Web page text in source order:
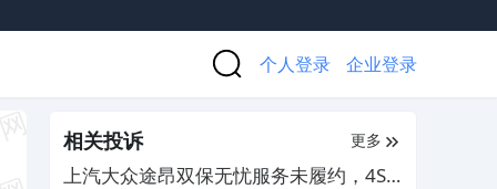
个人登录 企业登录
相关投诉 更多
上汽大众途昂双保无忧服务未履约，4S